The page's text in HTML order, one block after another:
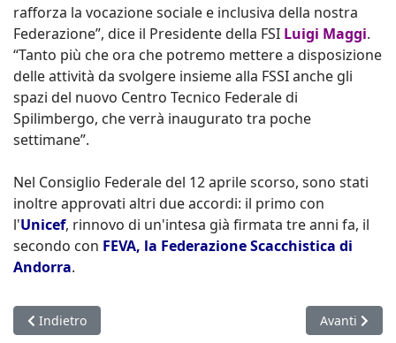
rafforza la vocazione sociale e inclusiva della nostra
Federazione”, dice il Presidente della FSI Luigi Maggi.
“Tanto più che ora che potremo mettere a disposizione
delle attività da svolgere insieme alla FSSI anche gli
spazi del nuovo Centro Tecnico Federale di
Spilimbergo, che verrà inaugurato tra poche
settimane”.
Nel Consiglio Federale del 12 aprile scorso, sono stati
inoltre approvati altri due accordi: il primo con
l'Unicef, rinnovo di un'intesa già firmata tre anni fa, il
secondo con FEVA, la Federazione Scacchistica di
Andorra.
Articolo precedente: +++ Torna l'esenzione dalla ritenuta sui
Indietro Articolo
Avanti